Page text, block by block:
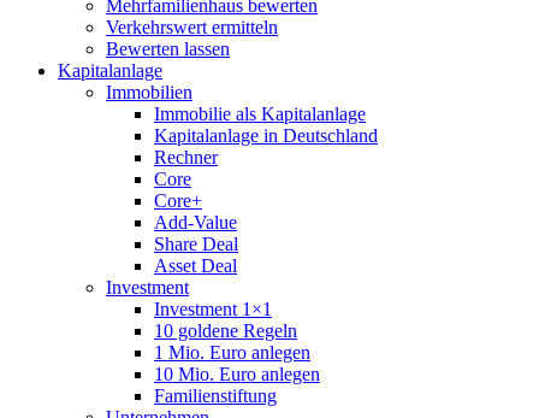
Mehrfamilienhaus bewerten
Verkehrswert ermitteln
Bewerten lassen
Kapitalanlage
Immobilien
Immobilie als Kapitalanlage
Kapitalanlage in Deutschland
Rechner
Core
Core+
Add-Value
Share Deal
Asset Deal
Investment
Investment 1×1
10 goldene Regeln
1 Mio. Euro anlegen
10 Mio. Euro anlegen
Familienstiftung